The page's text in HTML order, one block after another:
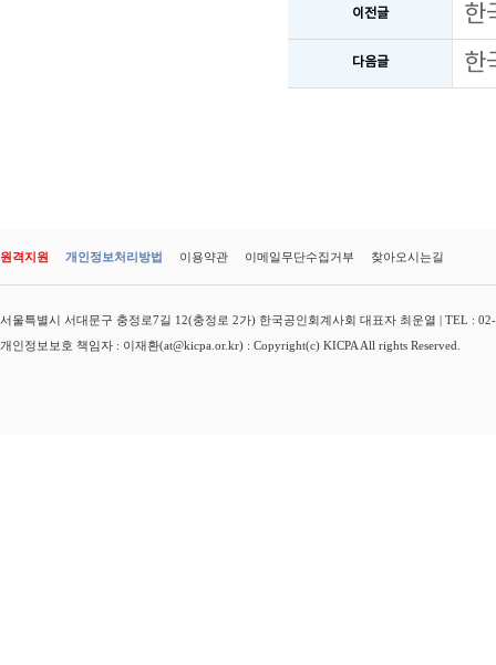
이전글 한
다음글 한
원격지원 개인정보처리방법 이용약관 이메일무단수집거부 찾아오시는길
서울특별시 서대문구 충정로7길 12(충정로 2가) 한국공인회계사회 대표자 최운열 | TEL :
개인정보보호 책임자 : 이재환(at@kicpa.or.kr) : Copyright(c) KICPA All rights Reserved.